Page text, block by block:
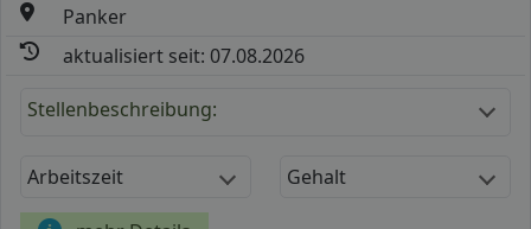
Panker
aktualisiert seit: 07.08.2026
Stellenbeschreibung:
Arbeitszeit Gehalt